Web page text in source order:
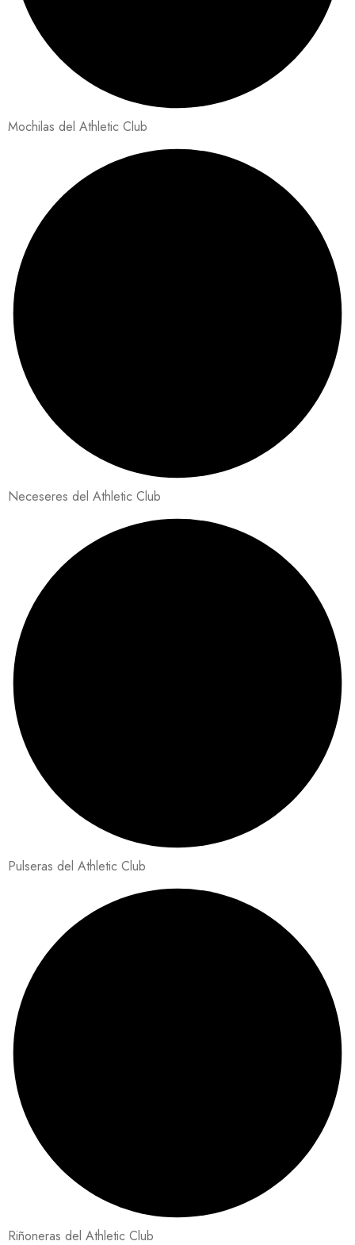
Mochilas del Athletic Club
Neceseres del Athletic Club
Pulseras del Athletic Club
Riñoneras del Athletic Club